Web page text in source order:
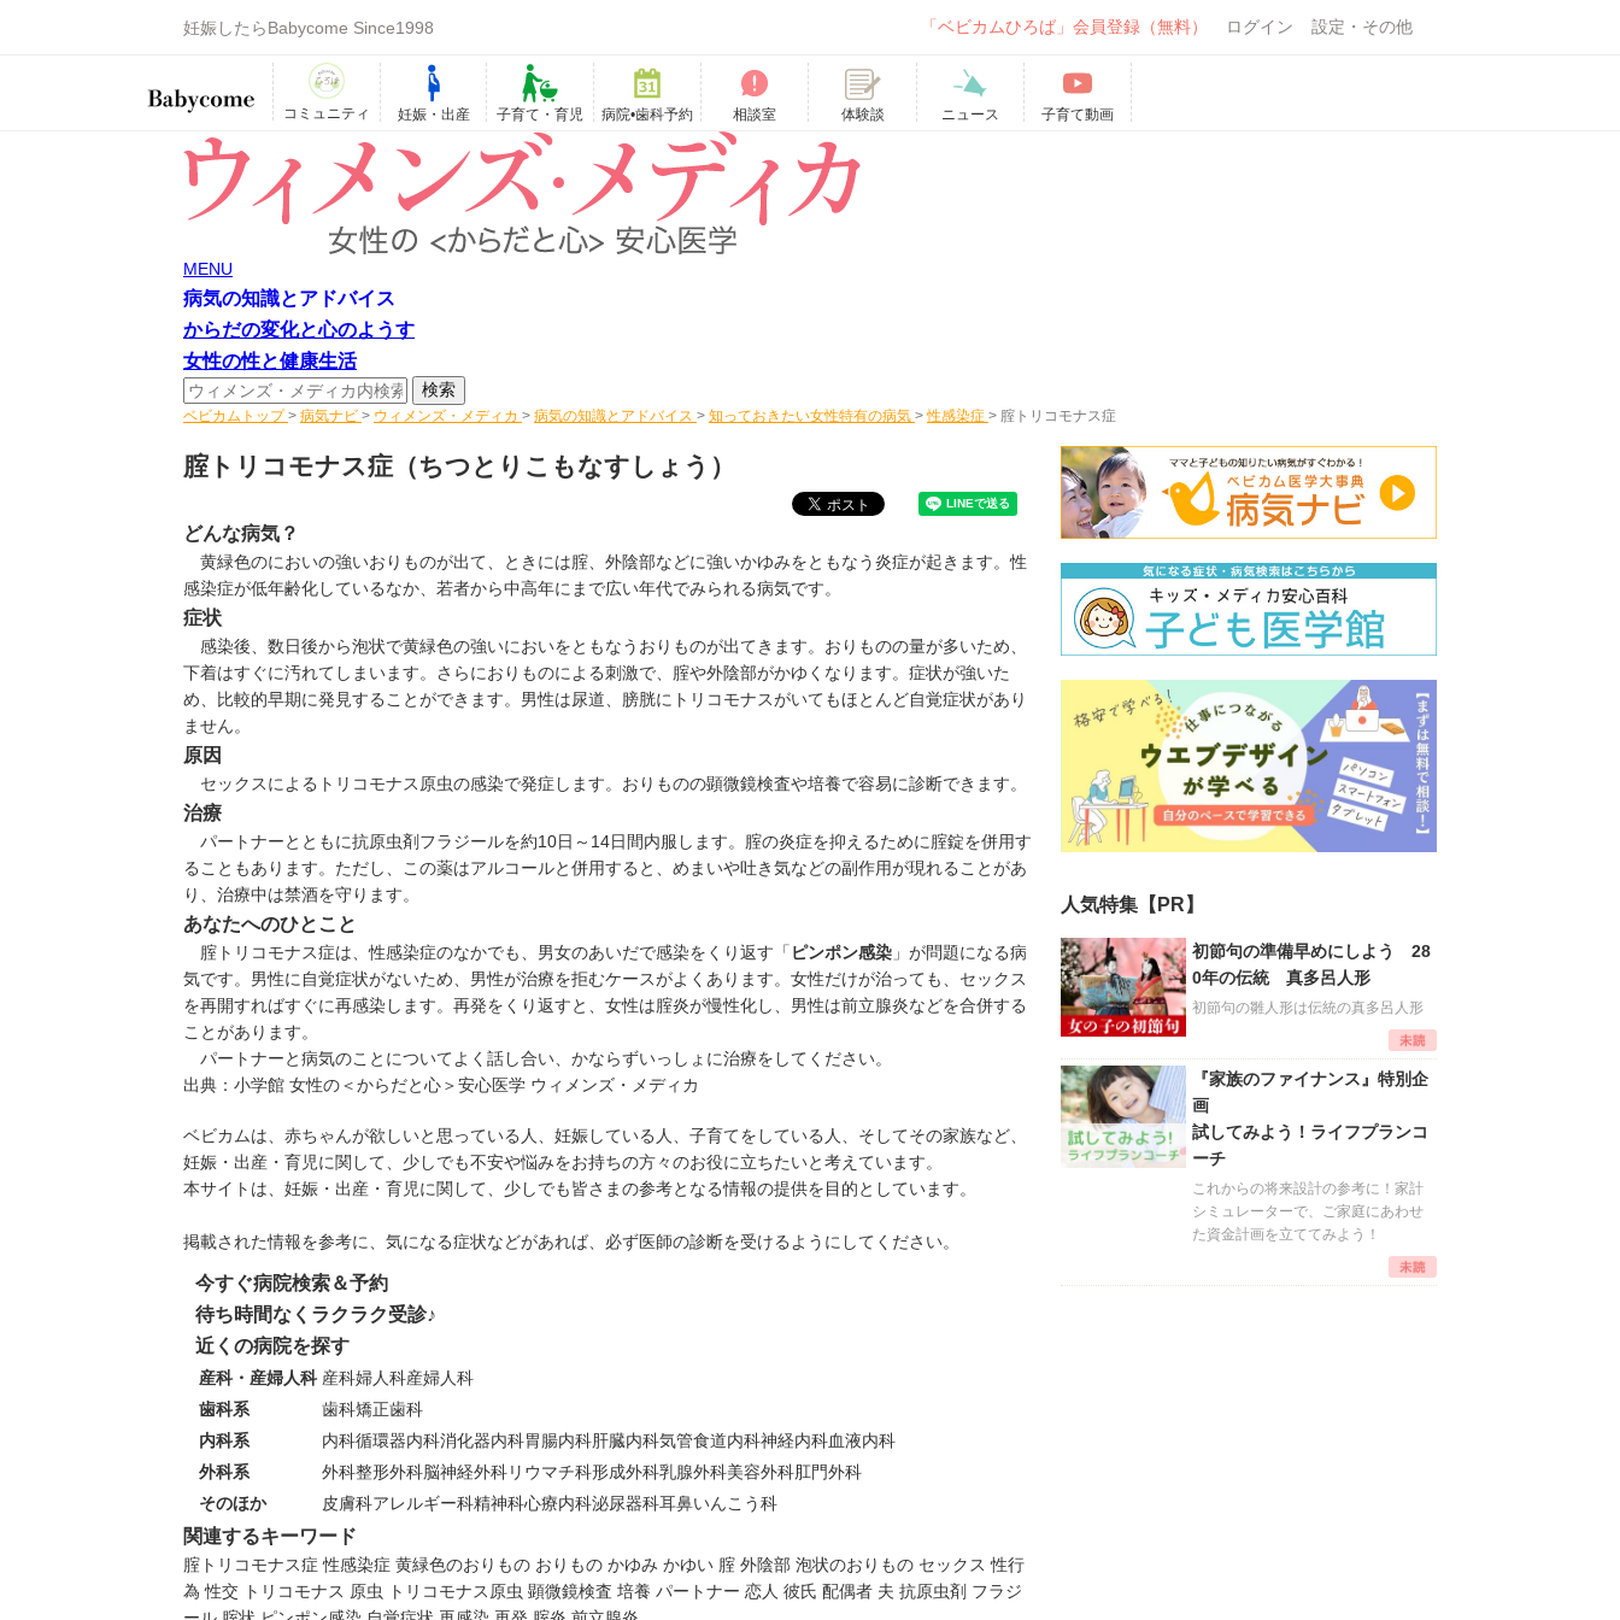
妊娠したらBabycome Since1998 「ベビカムひろば」会員登録（無料） ログイン 設定・その他
コミュニティ 妊娠・出産 子育て・育児 病院•歯科予約 相談室 体験談 ニュース 子育て動画
MENU
病気の知識とアドバイス
からだの変化と心のようす
女性の性と健康生活
ベビカムトップ > 病気ナビ > ウィメンズ・メディカ > 病気の知識とアドバイス > 知っておきたい女性特有の病気 >性感染症 > 腟トリコモナス症
腟トリコモナス症 （ちつとりこもなすしょう）
どんな病気？
黄緑色のにおいの強いおりものが出て、ときには腟、外陰部などに強いかゆみをともなう炎症が起きます。性
感染症が低年齢化しているなか、若者から中高年にまで広い年代でみられる病気です。
症状
感染後、数日後から泡状で黄緑色の強いにおいをともなうおりものが出てきます。おりものの量が多いため、
下着はすぐに汚れてしまいます。さらにおりものによる刺激で、腟や外陰部がかゆくなります。症状が強いた
め、比較的早期に発見することができます。男性は尿道、膀胱にトリコモナスがいてもほとんど自覚症状があり
ません。
原因
セックスによるトリコモナス原虫の感染で発症します。おりものの顕微鏡検査や培養で容易に診断できます。
治療
パートナーとともに抗原虫剤フラジールを約10日～14日間内服します。腟の炎症を抑えるために腟錠を併用す
ることもあります。ただし、この薬はアルコールと併用すると、めまいや吐き気などの副作用が現れることがあ
り、治療中は禁酒を守ります。
あなたへのひとこと
腟トリコモナス症は、性感染症のなかでも、男女のあいだで感染をくり返す「 ピンポン感染 」が問題になる病
気です。男性に自覚症状がないため、男性が治療を拒むケースがよくあります。女性だけが治っても、セックス
を再開すればすぐに再感染します。再発をくり返すと、女性は腟炎が慢性化し、男性は前立腺炎などを合併する
ことがあります。
パートナーと病気のことについてよく話し合い、かならずいっしょに治療をしてください。
出典： 小学館 女性の＜からだと心＞安心医学 ウィメンズ・メディカ
ベビカムは、赤ちゃんが欲しいと思っている人、妊娠している人、子育てをしている人、そしてその家族など、
妊娠・出産・育児に関して、少しでも不安や悩みをお持ちの方々のお役に立ちたいと考えています。
本サイトは、妊娠・出産・育児に関して、少しでも皆さまの参考となる情報の提供を目的としています。
掲載された情報を参考に、気になる症状などがあれば、必ず医師の診断を受けるようにしてください。
今すぐ病院検索＆予約
待ち時間なくラクラク受診♪
近くの病院を探す
産科・産婦人科 産科婦人科産婦人科
歯科系
歯科矯正歯科
内科系
内科循環器内科消化器内科胃腸内科肝臓内科気管食道内科神経内科血液内科
外科系
外科整形外科脳神経外科リウマチ科形成外科乳腺外科美容外科肛門外科
そのほか
皮膚科アレルギー科精神科心療内科泌尿器科耳鼻いんこう科
関連するキーワード
腟トリコモナス症 性感染症 黄緑色のおりもの おりもの かゆみ かゆい 腟 外陰部 泡状のおりもの セックス 性行
為 性交 トリコモナス 原虫 トリコモナス原虫 顕微鏡検査 培養 パートナー 恋人 彼氏 配偶者 夫 抗原虫剤 フラジ
人気特集【PR】
初節句の準備早めにしよう 28
0年の伝統 真多呂人形
初節句の雛人形は伝統の真多呂人形
『家族のファイナンス』特別企
画
試してみよう！ライフプランコ
ーチ
これからの将来設計の参考に！家計
シミュレーターで、ご家庭にあわせ
た資金計画を立ててみよう！